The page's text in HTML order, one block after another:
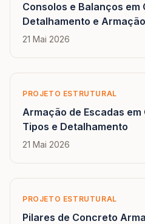
Consolos e Balanços
Detalhamento e Armação
21 Mai 2026
PROJETO ESTRUTURAL
Armação de Escadas
Tipos e Detalhamento
21 Mai 2026
PROJETO ESTRUTURAL
Pilares de Concreto